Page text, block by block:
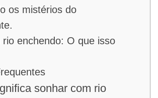
os mistérios do
rio enchendo: O que isso
sonhar com rio